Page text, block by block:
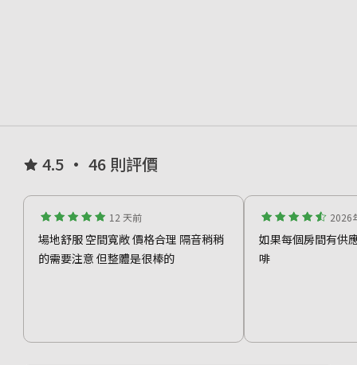
4.5 • 46 則評價
12 天前
場地舒服 空間寬敞 價格合理 隔音稍稍
的需要注意 但整體是很棒的
2026
如果每個房間有供
啡